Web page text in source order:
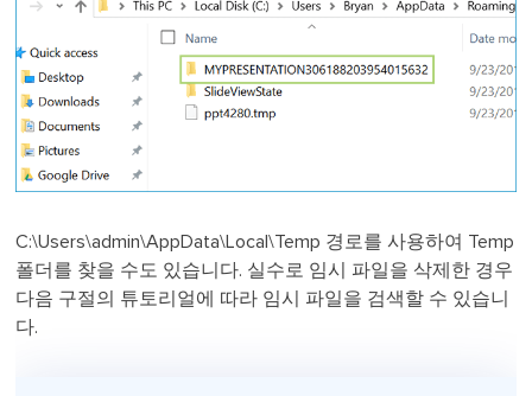
C:\Users\admin\AppData\Local\Temp 경로를 사용하여 Temp
폴더를 찾을 수도 있습니다. 실수로 임시 파일을 삭제한 경우
다음 구절의 튜토리얼에 따라 임시 파일을 검색할 수 있습니
다.